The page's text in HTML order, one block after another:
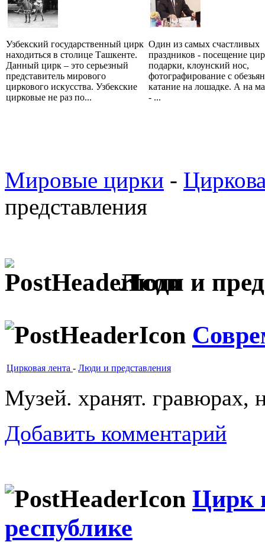
Узбекский государственный цирк
находиться в столице Ташкенте.
Данный цирк – это серьезный
представитель мирового
циркового искусства. Узбекские
цирковые не раз по...
Один из самых счастливых
праздников - посещение
подарки, клоунский нос,
фотографирование с
катание на лошадке. А на
- ...
Мировые цирки -
представления
Люди и
Цирковая лента - Люди и представления
Музей. хранят. гравюрах,
Добавить комментарий
Цирк
республике